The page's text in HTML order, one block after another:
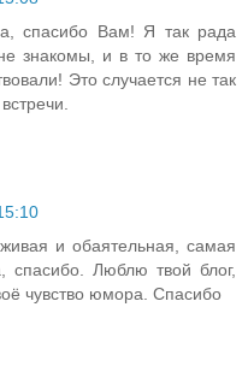
спасибо Вам! Я так рада
знакомы, и в то же время
Это случается не так
и обаятельная, самая
спасибо. Люблю твой блог,
чувство юмора. Спасибо